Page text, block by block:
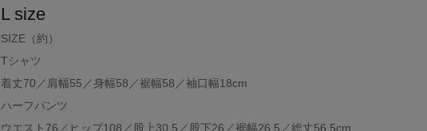
L size
SIZE（約）
Tシャツ
着丈70／肩幅55／身幅58／裾幅58／袖口幅18cm
ハーフパンツ
ウエスト76／ヒップ108／股上30.5／股下26／裾幅26.5／総丈56.5cm